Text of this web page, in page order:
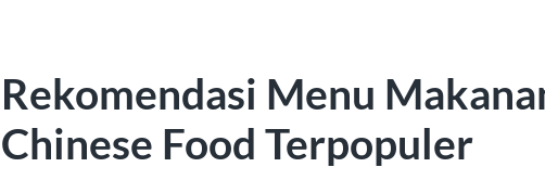
Rekomendasi Menu
Chinese Food Terpopuler